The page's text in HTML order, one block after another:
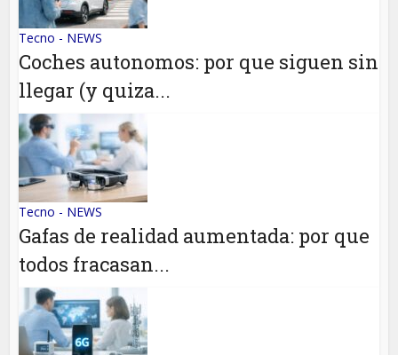
Tecno - NEWS
Coches autonomos: por que siguen sin
llegar (y quiza...
Tecno - NEWS
Gafas de realidad aumentada: por que
todos fracasan...